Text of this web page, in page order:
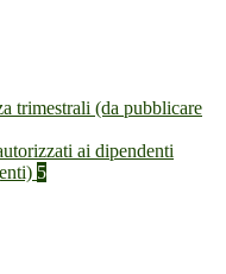
trimestrali (da pubblicare
ai dipendenti
5